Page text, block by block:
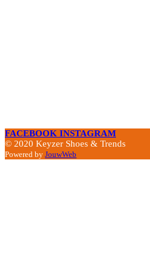
FACEBOOK INSTAGRAM
© 2020 Keyzer Shoes & Trends
Powered by JouwWeb